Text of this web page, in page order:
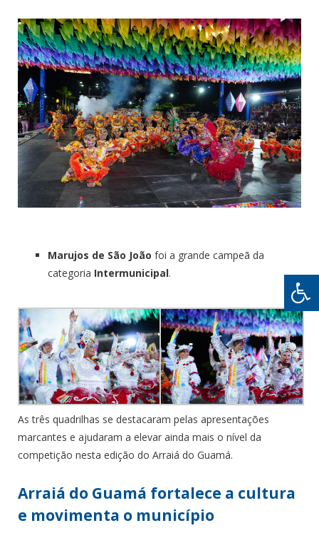
Marujos de São João foi a grande campeã da
categoria Intermunicipal.
As três quadrilhas se destacaram pelas apresentações
marcantes e ajudaram a elevar ainda mais o nível da
competição nesta edição do Arraiá do Guamá.
Arraiá do Guamá fortalece a cultura
e movimenta o município